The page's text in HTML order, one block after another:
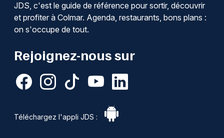
JDS, c'est le guide de référence pour sortir, découvrir
et profiter à Colmar. Agenda, restaurants, bons plans :
on s'occupe de tout.
Rejoignez-nous sur
Téléchargez l'appli JDS :